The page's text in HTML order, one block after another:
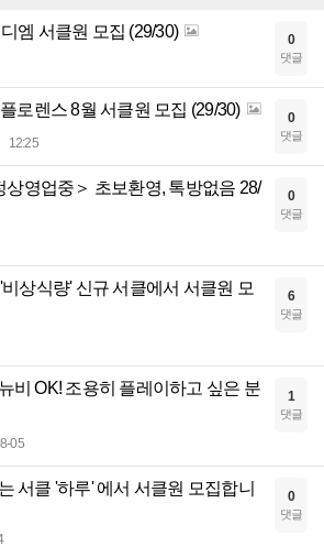
엠 서클원 모집 (29/30) 0
댓글
로렌스 8월 서클원 모집 (29/30)
12:25
0
댓글
상영업중＞ 초보환영, 톡방없음 28/
0
댓글
상식량' 신규 서클에서 서클원 모
6
댓글
비 OK! 조용히 플레이하고 싶은 분
05
1
댓글
서클 '하루' 에서 서클원 모집합니
0
댓글